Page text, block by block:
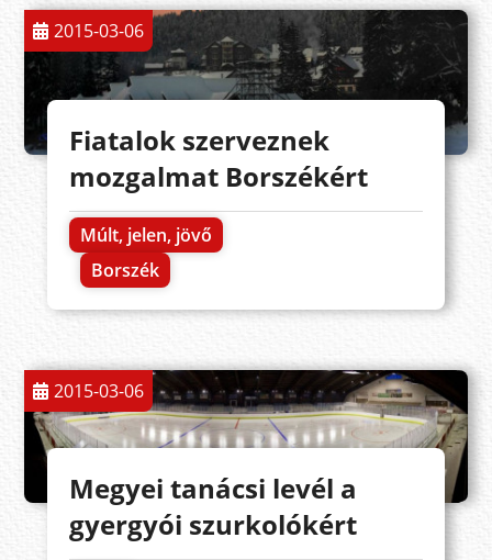
2015-03-06
Fiatalok szerveznek
mozgalmat Borszékért
Múlt, jelen, jövő
Borszék
2015-03-06
Megyei tanácsi levél a
gyergyói szurkolókért